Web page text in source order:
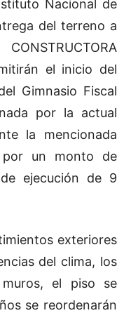
Nacional de
del terreno a
el inicio del
Gimnasio Fiscal
por la actual
la mencionada
por un monto de
ejecución de 9
exteriores
del clima, los
el piso se
se reordenarán